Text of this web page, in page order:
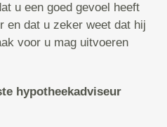
u een goed gevoel heeft
en dat u zeker weet dat hij
voor u mag uitvoeren
hypotheekadviseur